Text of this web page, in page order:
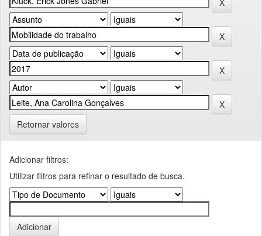
Retornar valores
Adicionar filtros:
Utilizar filtros para refinar o resultado de busca.